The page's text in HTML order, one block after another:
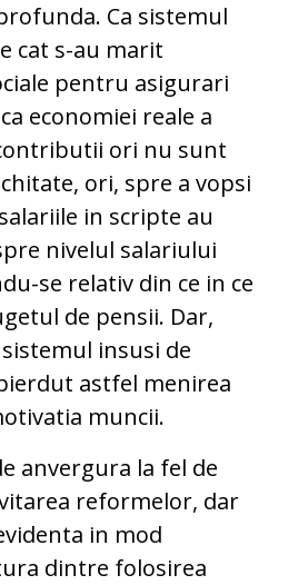
Ca sistemul
cat s-au marit
pentru asigurari
economiei reale a
ori nu sunt
ori, spre a vopsi
in scripte au
nivelul salariului
se relativ din ce in ce
de pensii. Dar,
insusi de
astfel menirea
muncii.
anvergura la fel de
reformelor, dar
in mod
dintre folosirea